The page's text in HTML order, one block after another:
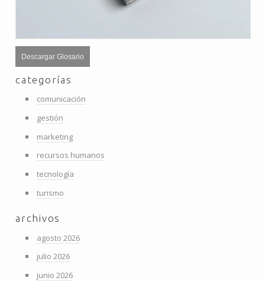
Descargar Glosario
categorías
comunicación
gestión
marketing
recursos humanos
tecnología
turismo
archivos
agosto 2026
julio 2026
junio 2026